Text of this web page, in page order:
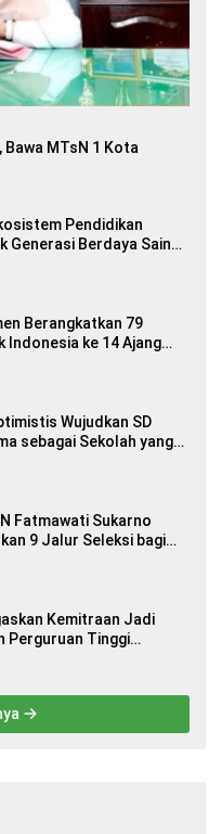
Bawa MTsN 1 Kota
Pendidikan
Generasi Berdaya Saing
Berangkatkan 79
Indonesia ke 14 Ajang
Wujudkan SD
sebagai Sekolah yang
Fatmawati Sukarno
9 Jalur Seleksi bagi
Kemitraan Jadi
Perguruan Tinggi